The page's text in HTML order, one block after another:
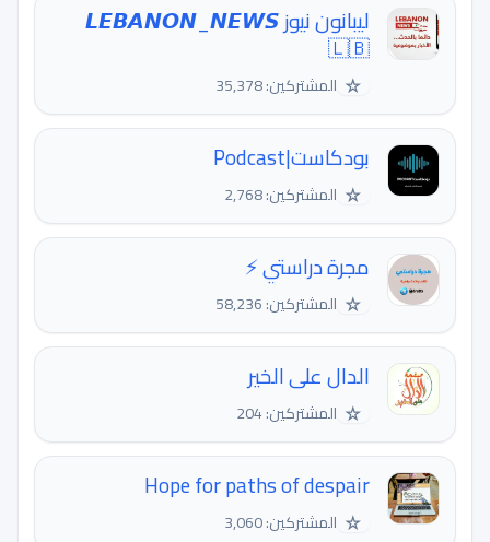
ليبانون نيوز 𝙇𝙀𝘽𝘼𝙉𝙊𝙉_𝙉𝙀𝙒𝙎
🇱🇧
☆ المشتركين: 35,378
بودكاست|Podcast
☆ المشتركين: 2,768
مجرة دراستي ⚡️
☆ المشتركين: 58,236
الدال على الخير
☆ المشتركين: 204
Hope for paths of despair
☆ المشتركين: 3,060